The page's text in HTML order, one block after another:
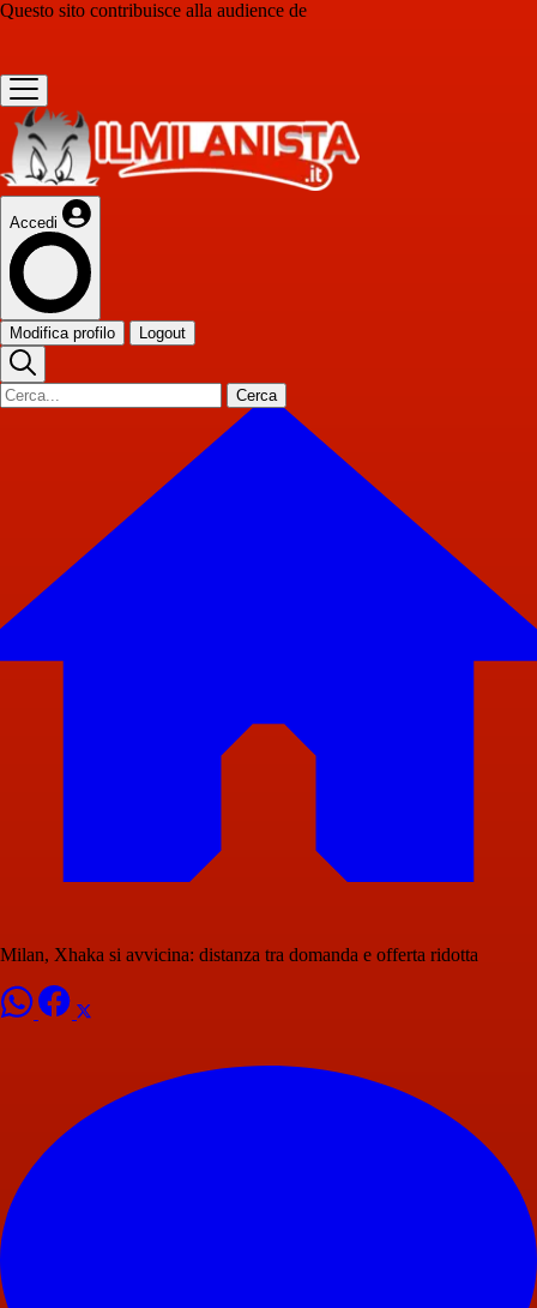
Questo sito contribuisce alla audience de
Accedi
Modifica profilo Logout
Cerca
Milan, Xhaka si avvicina: distanza tra domanda e offerta ridotta